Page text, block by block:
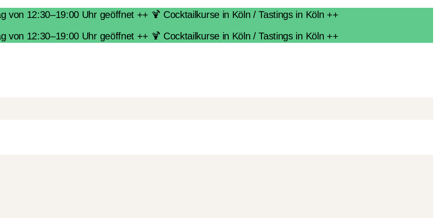
von 12:30–19:00 Uhr geöffnet ++ 🍹 Cocktailkurse in Köln / Tastings in Köln ++
von 12:30–19:00 Uhr geöffnet ++ 🍹 Cocktailkurse in Köln / Tastings in Köln ++